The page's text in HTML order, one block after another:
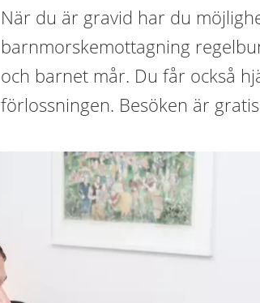
När du är gravid har du
barnmorskemottagning
och barnet mår. Du får också
förlossningen. Besöken är